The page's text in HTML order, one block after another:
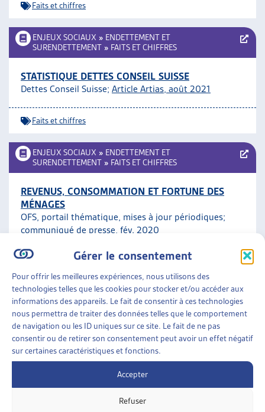
Gérer le consentement
Pour offrir les meilleures expériences, nous utilisons des
technologies telles que les cookies pour stocker et/ou accéder aux
informations des appareils. Le fait de consentir à ces technologies
nous permettra de traiter des données telles que le comportement
de navigation ou les ID uniques sur ce site. Le fait de ne pas
consentir ou de retirer son consentement peut avoir un effet négatif
sur certaines caractéristiques et fonctions.
Accepter
Refuser
Faits et chiffres
ENJEUX SOCIAUX » ENDETTEMENT ET
SURENDETTEMENT » FAITS ET CHIFFRES
STATISTIQUE DETTES CONSEIL SUISSE
Dettes Conseil Suisse; Article Artias, août 2021
Faits et chiffres
ENJEUX SOCIAUX » ENDETTEMENT ET
SURENDETTEMENT » FAITS ET CHIFFRES
REVENUS, CONSOMMATION ET FORTUNE DES
MÉNAGES
OFS, portail thématique, mises à jour périodiques;
communiqué de presse, fév. 2020
Faits et chiffres
ENJEUX SOCIAUX»ENDETTEMENT ET
SURENDETTEMENT» FAITS ET CHIFFRES
ENDETTEMENT DES MÉNAGES PRIVÉS ET
RAPPORT À L’ARGENT
OFS, données à jour
Faits et chiffres